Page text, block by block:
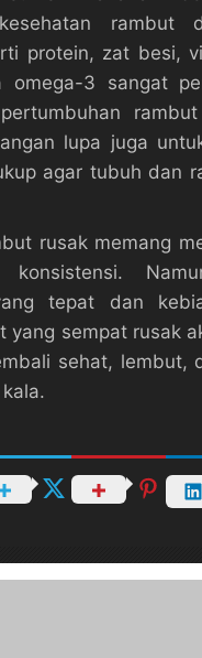
rambut
protein, zat besi,
omega-3 sangat
lupa juga
agar tubuh dan
rusak memang
tepat dan
yang sempat rusak
sehat, lembut,